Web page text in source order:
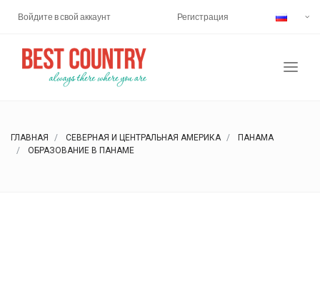
Войдите в свой аккаунт Регистрация
ГЛАВНАЯ СЕВЕРНАЯ И ЦЕНТРАЛЬНАЯ АМЕРИКА
ПАНАМА
ОБРАЗОВАНИЕ В ПАНАМЕ